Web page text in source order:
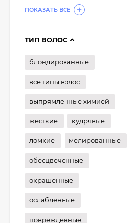
ПОКАЗАТЬ ВСЕ
ТИП ВОЛОС
блондированные
все типы волос
выпрямленные химией
жесткие кудрявые
ломкие мелированные
обесцвеченные
окрашенные
ослабленные
поврежденные